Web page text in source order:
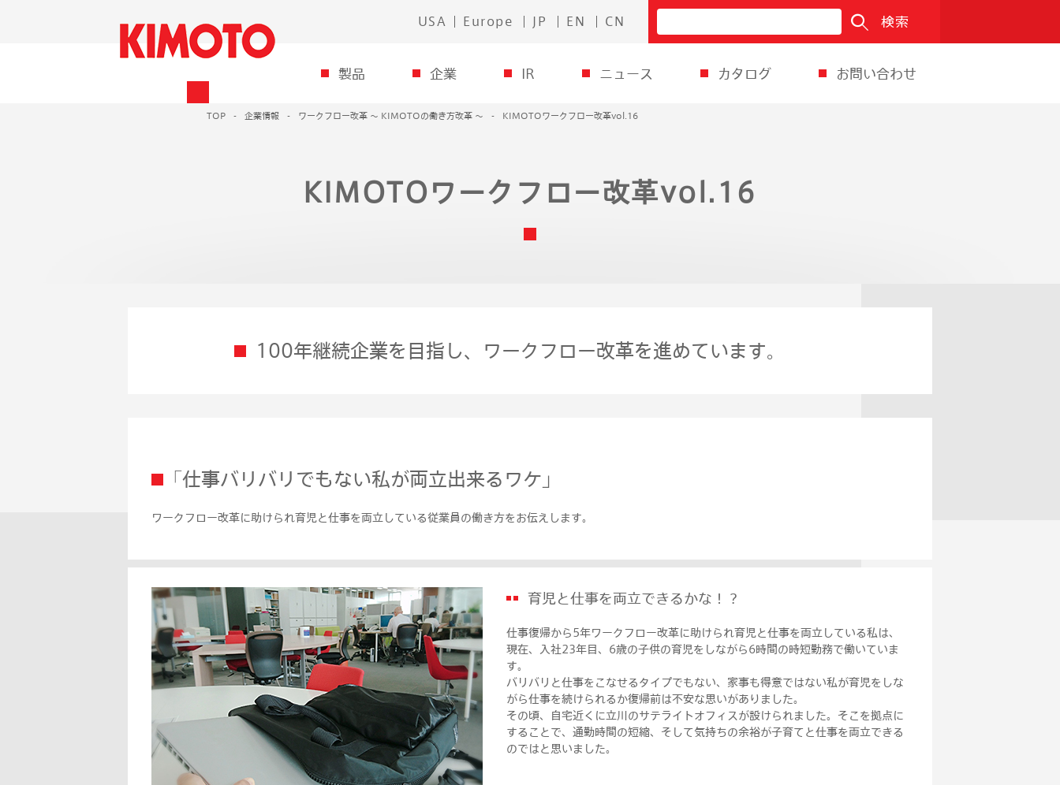
USA Europe JP EN CN 検索
製品 企業 IR ニュース カタログ お問い合わせ
TOP 企業情報 ワークフロー改革 〜 KIMOTOの働き方改革 〜 KIMOTOワークフロー改革vol.16
KIMOTOワークフロー改革vol.16
100年継続企業を目指し、ワークフロー改革を進めています。
｢仕事バリバリでもない私が両立出来るワケ」
ワークフロー改革に助けられ育児と仕事を両立している従業員の働き方をお伝えします。
育児と仕事を両立できるかな！？
仕事復帰から5年ワークフロー改革に助けられ育児と仕事を両立している私は、
現在、入社23年目、6歳の子供の育児をしながら6時間の時短勤務で働いていま
す。
バリバリと仕事をこなせるタイプでもない、家事も得意ではない私が育児をしな
がら仕事を続けられるか復帰前は不安な思いがありました。
その頃、自宅近くに立川のサテライトオフィスが設けられました。そこを拠点に
することで、通勤時間の短縮、そして気持ちの余裕が子育てと仕事を両立できる
のではと思いました。